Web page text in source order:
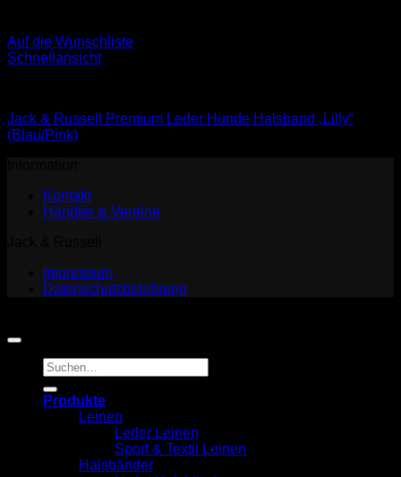
Auf die Wunschliste
Schnellansicht
Jack & Russell Premium Leder Hunde Halsband „Lilly“
(Blau/Pink)
Kontakt
Händler & Vereine
Impressum
Datenschutzbelehrung
Suchen
nach:
Produkte
Leinen
Leder Leinen
Sport & Textil Leinen
Halsbänder